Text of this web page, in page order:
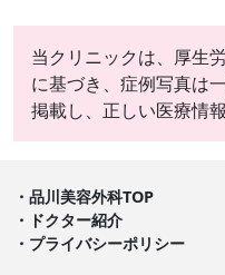
当クリニックは、厚生
に基づき、症例写真は
掲載し、正しい医療情
品川美容外科TOP
ドクター紹介
プライバシーポリシー